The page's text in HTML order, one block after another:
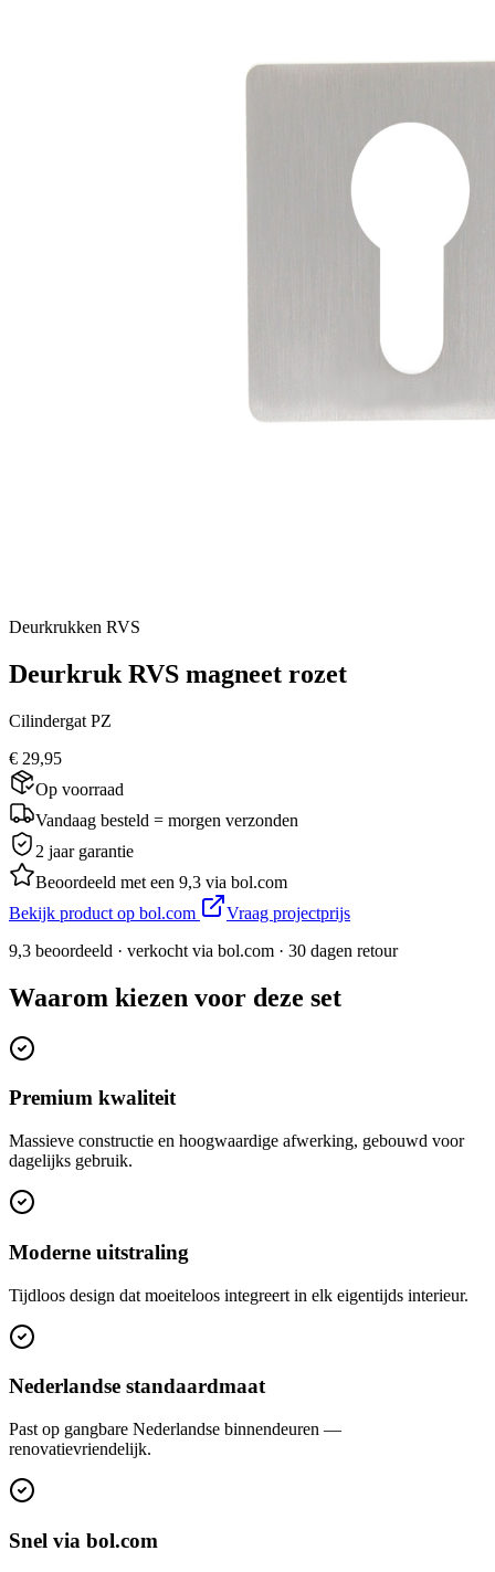
Deurkrukken RVS
Deurkruk RVS magneet rozet
Cilindergat PZ
€ 29,95
Op voorraad
Vandaag besteld = morgen verzonden
2 jaar garantie
Beoordeeld met een 9,3 via bol.com
Bekijk product op bol.com
Vraag projectprijs
9,3 beoordeeld · verkocht via bol.com · 30 dagen retour
Waarom kiezen voor deze set
Premium kwaliteit
Massieve constructie en hoogwaardige afwerking, gebouwd voor
dagelijks gebruik.
Moderne uitstraling
Tijdloos design dat moeiteloos integreert in elk eigentijds interieur.
Nederlandse standaardmaat
Past op gangbare Nederlandse binnendeuren —
renovatievriendelijk.
Snel via bol.com